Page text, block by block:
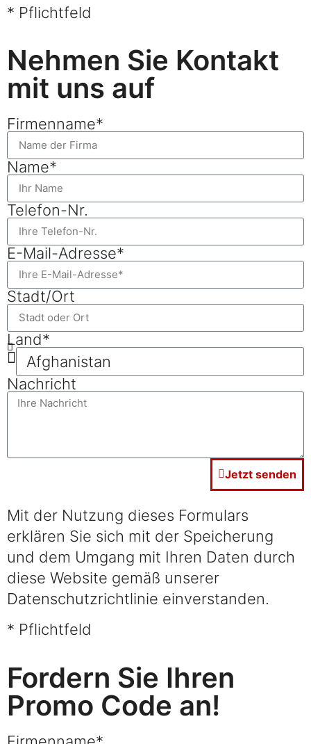
* Pflichtfeld
Nehmen Sie Kontakt
mit uns auf
Firmenname*
Name*
Telefon-Nr.
E-Mail-Adresse*
Stadt/Ort
Land*
Nachricht
Jetzt senden
Mit der Nutzung dieses Formulars
erklären Sie sich mit der Speicherung
und dem Umgang mit Ihren Daten durch
diese Website gemäß unserer
Datenschutzrichtlinie einverstanden.
* Pflichtfeld
Fordern Sie Ihren
Promo Code an!